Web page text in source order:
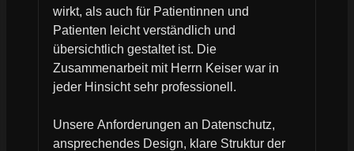
wirkt, als auch für Patientinnen und
Patienten leicht verständlich und
übersichtlich gestaltet ist. Die
Zusammenarbeit mit Herrn Keiser war in
jeder Hinsicht sehr professionell.
Unsere Anforderungen an Datenschutz,
ansprechendes Design, klare Struktur der